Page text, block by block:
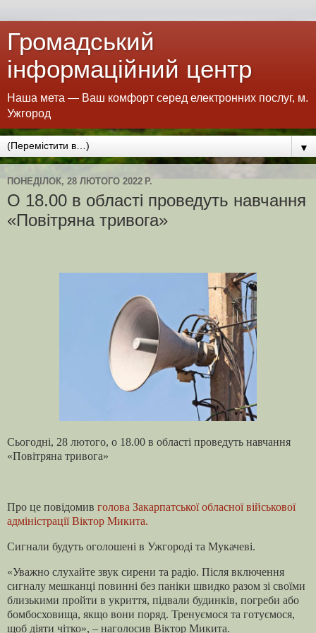
Громадський
інформаційний центр
Наша мета — Ваш комфорт серед електронних послуг, м.
Ужгород
▼
ПОНЕДІЛОК, 28 ЛЮТОГО 2022 Р.
О 18.00 в області проведуть навчання
«Повітряна тривога»
Сьогодні, 28 лютого, о 18.00 в області проведуть навчання
«Повітряна тривога»
Про це повідомив голова Закарпатської обласної військової
адміністрації Віктор Микита.
Сигнали будуть оголошені в Ужгороді та Мукачеві.
«Уважно слухайте звук сирени та радіо. Після включення
сигналу мешканці повинні без паніки швидко разом зі своїми
близькими пройти в укриття, підвали будинків, погреби або
бомбосховища, якщо вони поряд. Тренуємося та готуємося,
щоб діяти чітко», – наголосив Віктор Микита.